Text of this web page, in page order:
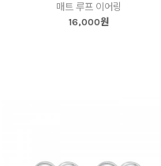
매트 루프 이어링
16,000원